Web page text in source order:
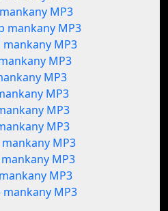
MP3
mankany MP3
MP3
MP3
MP3
MP3
MP3
MP3
MP3
MP3
MP3
MP3